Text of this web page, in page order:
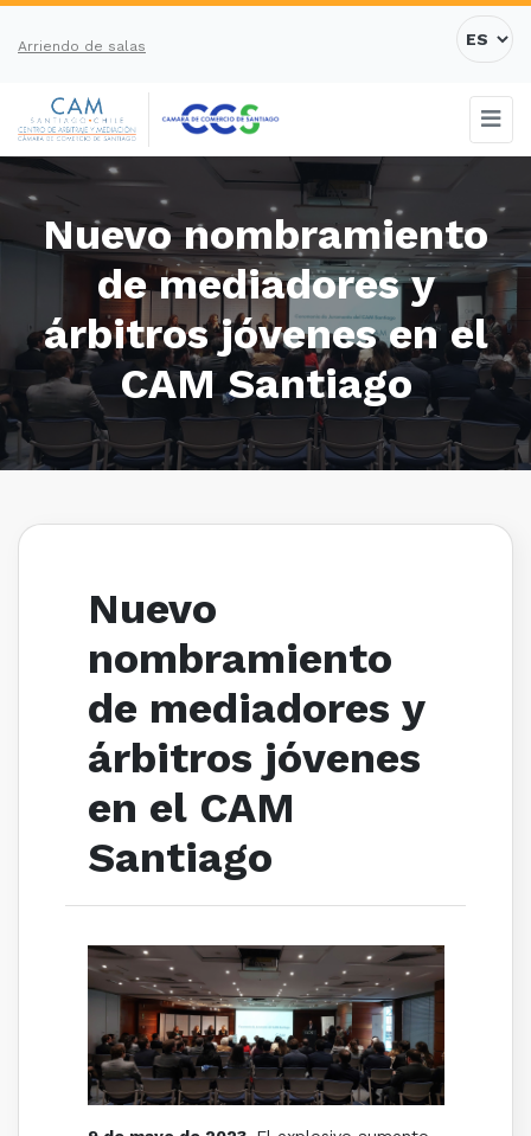
Arriendo de salas
Nuevo nombramiento
de mediadores y
árbitros jóvenes en el
CAM Santiago
Nuevo
nombramiento
de mediadores y
árbitros jóvenes
en el CAM
Santiago